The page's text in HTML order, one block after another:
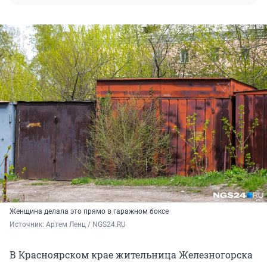
Женщина делала это прямо в гаражном боксе
Источник: Артем Ленц / NGS24.RU
В Красноярском крае жительница Железногорска